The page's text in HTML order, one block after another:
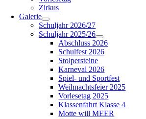
Zirkus
Galerie
Schuljahr 2026/27
Schuljahr 2025/26
Abschluss 2026
Schulfest 2026
Stolpersteine
Karneval 2026
Spiel- und Sportfest
Weihnachtsfeier 2025
Vorlesetag 2025
Klassenfahrt Klasse 4
Motte will MEER